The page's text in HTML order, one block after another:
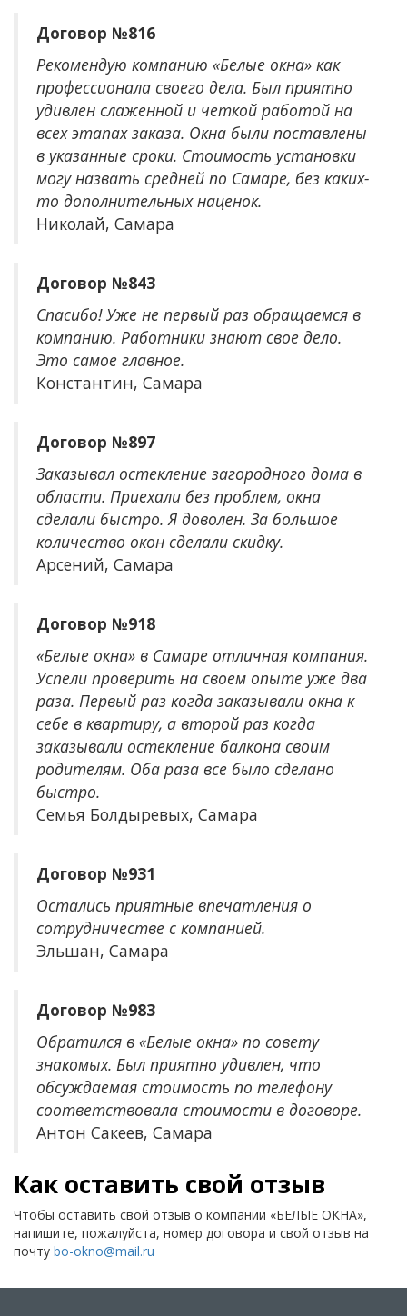
Договор №816
Рекомендую компанию «Белые окна» как
профессионала своего дела. Был приятно
удивлен слаженной и четкой работой на
всех этапах заказа. Окна были поставлены
в указанные сроки. Стоимость установки
могу назвать средней по Самаре, без каких-
то дополнительных наценок.
Николай, Самара
Договор №843
Спасибо! Уже не первый раз обращаемся в
компанию. Работники знают свое дело.
Это самое главное.
Константин, Самара
Договор №897
Заказывал остекление загородного дома в
области. Приехали без проблем, окна
сделали быстро. Я доволен. За большое
количество окон сделали скидку.
Арсений, Самара
Договор №918
«Белые окна» в Самаре отличная компания.
Успели проверить на своем опыте уже два
раза. Первый раз когда заказывали окна к
себе в квартиру, а второй раз когда
заказывали остекление балкона своим
родителям. Оба раза все было сделано
быстро.
Семья Болдыревых, Самара
Договор №931
Остались приятные впечатления о
сотрудничестве с компанией.
Эльшан, Самара
Договор №983
Обратился в «Белые окна» по совету
знакомых. Был приятно удивлен, что
обсуждаемая стоимость по телефону
соответствовала стоимости в договоре.
Антон Сакеев, Самара
Как оставить свой отзыв
Чтобы оставить свой отзыв о компании «БЕЛЫЕ ОКНА»,
напишите, пожалуйста, номер договора и свой отзыв на
почту bo-okno@mail.ru